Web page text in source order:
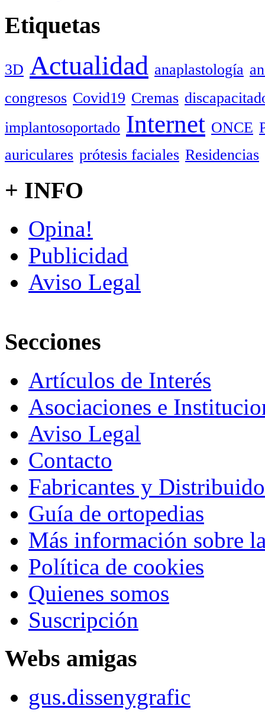
Etiquetas
3D Actualidad anaplastología
congresos Covid19 Cremas
implantosoportado Internet ONCE
auriculares prótesis faciales Residencias
+ INFO
Opina!
Publicidad
Aviso Legal
Secciones
Artículos de Interés
Asociaciones e
Aviso Legal
Contacto
Fabricantes y
Guía de ortopedias
Más información sobre
Política de cookies
Quienes somos
Suscripción
Webs amigas
gus.dissenygrafic